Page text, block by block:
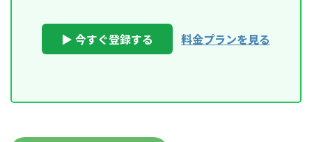
▶ 今すぐ登録する 料金プランを見る